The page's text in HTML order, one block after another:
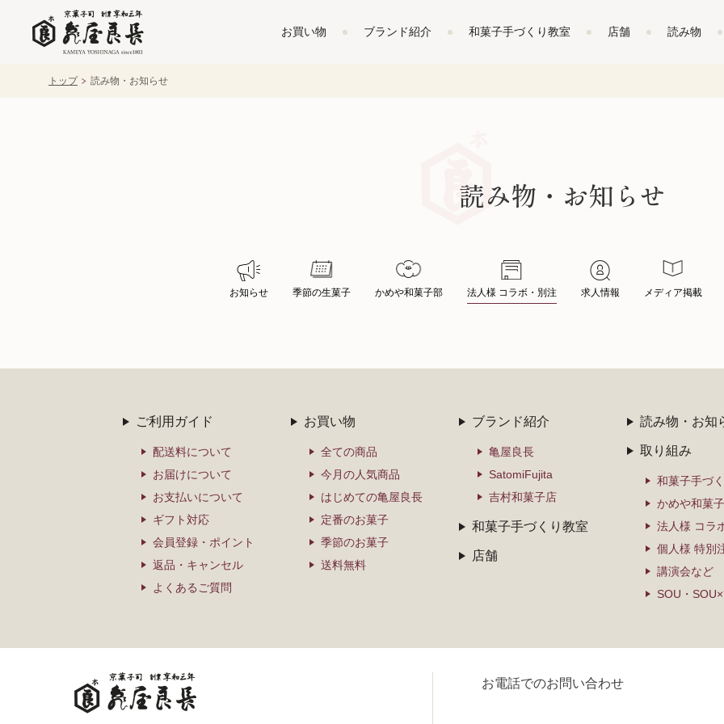
お買い物 ブランド紹介 和菓子手づくり教室 店舗 読み物
トップ 読み物・お知らせ
読み物・お知らせ
お知らせ 季節の生菓子 かめや和菓子部 法人様 コラボ・別注 求人情報 メディア掲載
ご利用ガイド
配送料について
お届けについて
お支払いについて
ギフト対応
会員登録・ポイント
返品・キャンセル
よくあるご質問
お買い物
全ての商品
今月の人気商品
はじめての亀屋良長
定番のお菓子
季節のお菓子
送料無料
ブランド紹介
亀屋良長
SatomiFujita
吉村和菓子店
和菓子手づくり教室
店舗
読み物・お知
取り組み
和菓子手づ
かめや和菓
法人様 コラ
個人様 特別
講演会など
SOU・
お電話でのお問い合わせ